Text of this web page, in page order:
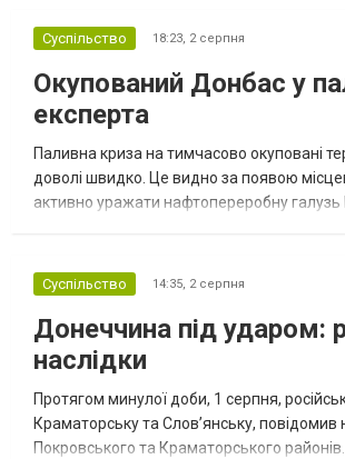
Суспільство 18:23, 2 серпня
Окупований Донбас у
експерта
Паливна криза на тимчасово окуповані
доволі швидко. Це видно за появою
активно уражати нафтопереробну
Суспільство 14:35, 2 серпня
Донеччина під ударом:
наслідки
Протягом минулої доби, 1 серпня,
Краматорську та Слов’янську,
Покровського та Краматорського